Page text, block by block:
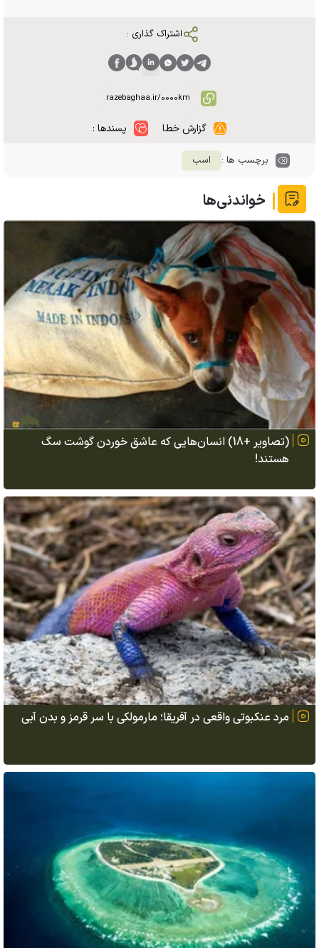
اشتراک گذاری :
گزارش خطا پسندها :
برچسب ها : اسب
خواندنی‌ها
(تصاویر +18) انسان‌هایی که عاشق خوردن گوشت سگ
هستند!
مرد عنکبوتی واقعی در آفریقا؛ مارمولکی با سر قرمز و بدن آبی